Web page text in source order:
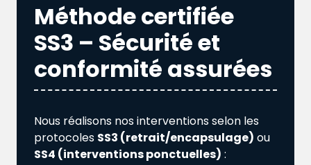
Méthode certifiée
SS3 – Sécurité et
conformité assurées
Nous réalisons nos interventions selon les
protocoles SS3 (retrait/encapsulage) ou
SS4 (interventions ponctuelles) :